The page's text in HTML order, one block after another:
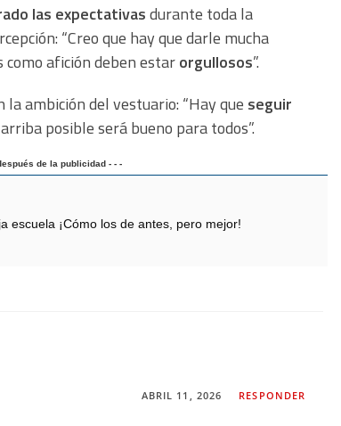
las expectativasdurante toda la
“Creo que hay que darle mucha
afición deben estarorgullosos”.
ambición del vestuario: “Hay que seguir
posible será bueno para todos”.
de la publicidad - - -
escuela ¡Cómo los de antes, pero mejor!
ABRIL 11, 2026 RESPONDER